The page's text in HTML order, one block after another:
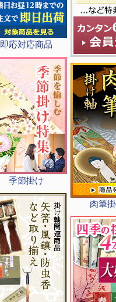
即応対応商品
季節掛け
肉筆